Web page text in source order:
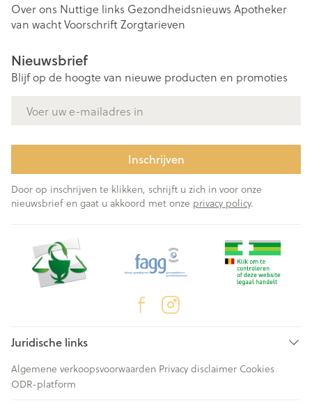
Over ons Nuttige links Gezondheidsnieuws Apotheker
van wachtVoorschriftZorgtarieven
Nieuwsbrief
Blijf op de hoogte van nieuwe producten en promoties
Inschrijven
Door op inschrijven te klikken, schrijft u zich in voor onze
nieuwsbrief en gaat u akkoord met onze privacy policy.
Juridische links
Algemene verkoopsvoorwaarden Privacy disclaimer Cookies
ODR-platform